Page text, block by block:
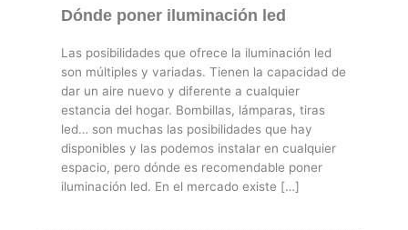
Dónde poner iluminación led
Las posibilidades que ofrece la iluminación led
son múltiples y variadas. Tienen la capacidad de
dar un aire nuevo y diferente a cualquier
estancia del hogar. Bombillas, lámparas, tiras
led… son muchas las posibilidades que hay
disponibles y las podemos instalar en cualquier
espacio, pero dónde es recomendable poner
iluminación led. En el mercado existe […]